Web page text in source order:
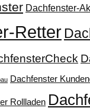
Dachfenster-
Retter
Dachfenster
Rollladen